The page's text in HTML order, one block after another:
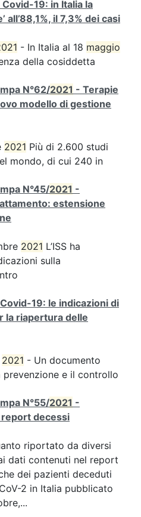
Covid-19: in Italia la
all’88,1%, il 7,3% dei casi
- In Italia al 18 maggio
della cosiddetta
N°62/2021 - Terapie
modello di gestione
2021 Più di 2.600 studi
mondo, di cui 240 in
N°45/2021 -
estensione
2021 L’ISS ha
sulla
19: le indicazioni di
la riapertura delle
2021 - Un documento
e il controllo
N°55/2021 -
decessi
riportato da diversi
dati contenuti nel report
dei pazienti deceduti
2 in Italia pubblicato